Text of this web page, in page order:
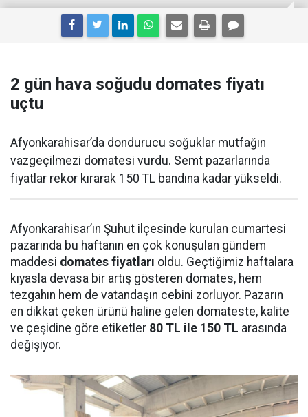
2 gün hava soğudu domates fiyatı
uçtu
Afyonkarahisar’da dondurucu soğuklar mutfağın
vazgeçilmezi domatesi vurdu. Semt pazarlarında
fiyatlar rekor kırarak 150 TL bandına kadar yükseldi.
Afyonkarahisar’ın Şuhut ilçesinde kurulan cumartesi
pazarında bu haftanın en çok konuşulan gündem
maddesi domates fiyatları oldu. Geçtiğimiz haftalara
kıyasla devasa bir artış gösteren domates, hem
tezgahın hem de vatandaşın cebini zorluyor. Pazarın
en dikkat çeken ürünü haline gelen domateste, kalite
ve çeşidine göre etiketler 80 TL ile 150 TL arasında
değişiyor.